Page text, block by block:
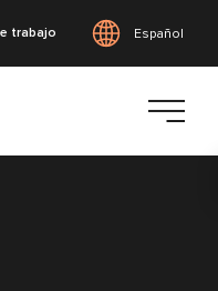
trabajo Español